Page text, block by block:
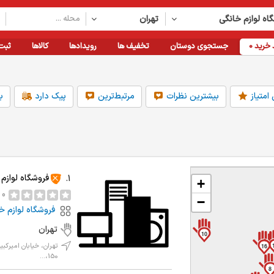
تهران لوازم خانگی
کالاها رویدادها تخفیف ها جستجوی دوستان 0
پیک دارد مرتبط‌ترین بیشترین نظرات
تهران
بهداشت و درمان
لوازم خانگی
خدمات آموزشی
پمپ بنزین
دسته بندی بیشتر
فروشگاه لوازم خانگی
قابلیت رزرواسیون
کارت خوان دارد
مناسب برای کودکان
همه
فاصله
1.
فروشگاه
0 نظر
فروشگاه لوازم
تهران
تهران، خیابان
150،...
8
10
16
+
−